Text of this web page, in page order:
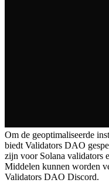
Om de geoptimaliseerde
biedt Validators DAO
zijn voor Solana validators
Middelen kunnen worden
Validators DAO Discord.